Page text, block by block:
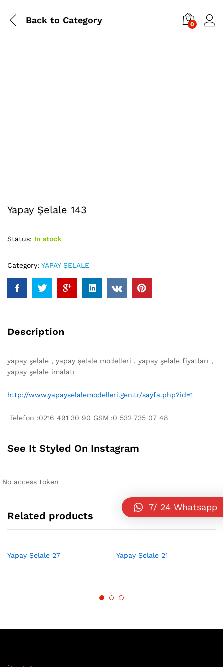
Back to Category 0
Yapay Şelale 143
Status: In stock
Category: YAPAY ŞELALE
Description
yapay şelale , yapay şelale modelleri , yapay şelale fiyatları ,
yapay şelale imalatı
http://www.yapayselalemodelleri.gen.tr/sayfa.php?id=1
​ Telefon :0216 491 30 90 GSM :0 532 735 07 48
See It Styled On Instagram
No access token
Related products
Yapay Şelale 27 Yapay Şelale 21
7/ 24 Whatsapp